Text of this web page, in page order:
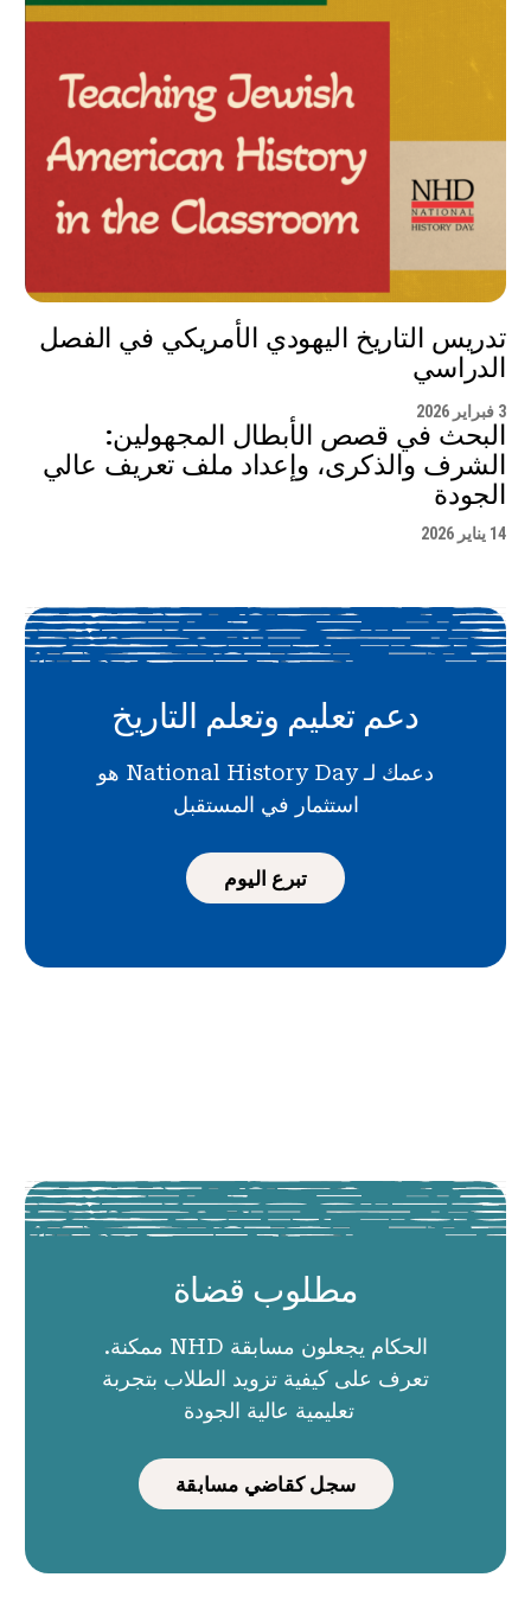
تدريس التاريخ اليهودي الأمريكي في الفصل
الدراسي
3 فبراير 2026
البحث في قصص الأبطال المجهولين:
الشرف والذكرى، وإعداد ملف تعريف عالي
الجودة
14 يناير 2026
دعم تعليم وتعلم التاريخ
دعمك لـ National History Day هو
استثمار في المستقبل
تبرع اليوم
مطلوب قضاة
الحكام يجعلون مسابقة NHD ممكنة.
تعرف على كيفية تزويد الطلاب بتجربة
تعليمية عالية الجودة
سجل كقاضي مسابقة